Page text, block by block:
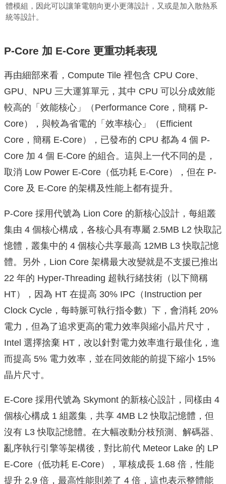
體模組，因此可以讓筆電朝向更小更薄設計，又或是加入散熱系
統等設計。
P-Core 加 E-Core 更重功耗表現
再由細部來看，Compute Tile 裡包含 CPU Core、
GPU、NPU 三大運算單元，其中 CPU 可以分成效能
較高的「效能核心」（Performance Core，簡稱 P-
Core），與較為省電的「效率核心」（Efficient
Core，簡稱 E-Core），已發布的 CPU 都為 4 個 P-
Core 加 4 個 E-Core 的組合。這與上一代不同的是，
取消 Low Power E-Core（低功耗 E-Core），但在 P-
Core 及 E-Core 的架構及性能上都有提升。
P-Core 採用代號為 Lion Core 的新核心設計，每組叢
集由 4 個核心構成，各核心具有專屬 2.5MB L2 快取記
憶體，叢集中的 4 個核心共享最高 12MB L3 快取記憶
體。另外，Lion Core 架構最大改變就是不支援已推出
22 年的 Hyper-Threading 超執行緒技術（以下簡稱
HT），因為 HT 在提高 30% IPC（Instruction per
Clock Cycle，每時脈可執行指令數）下，會消耗 20%
電力，但為了追求更高的電力效率與縮小晶片尺寸，
Intel 選擇捨棄 HT，改以針對電力效率進行最佳化，進
而提高 5% 電力效率，並在同效能的前提下縮小 15%
晶片尺寸。
E-Core 採用代號為 Skymont 的新核心設計，同樣由 4
個核心構成 1 組叢集，共享 4MB L2 快取記憶體，但
沒有 L3 快取記憶體。在大幅改動分枝預測、解碼器、
亂序執行引擎等架構後，對比前代 Meteor Lake 的 LP
E-Core（低功耗 E-Core），單核成長 1.68 倍，性能
提升 2.9 倍，最高性能則差了 4 倍，這也表示整體能